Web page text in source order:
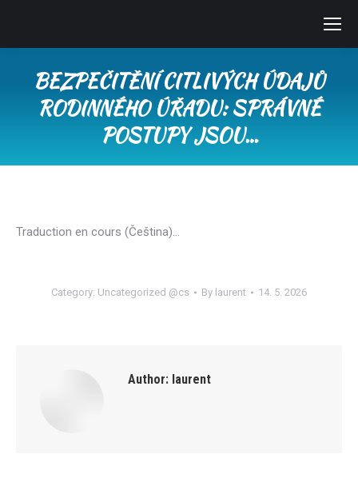
BEZPEČITĚNÍ CITLIVÝCH ÚDAJŮ
RODINNÉHO ÚŘADU: SPRÁVNÉ
POSTUPY JSOU…
Traduction en cours (Čeština)…
Category: Uncategorized @cs By laurent 14. 5. 2026
Author: laurent